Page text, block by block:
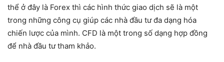
thể ở đây là Forex thì các hình thức giao dịch sẽ là một
trong những công cụ giúp các nhà đầu tư đa dạng hóa
chiến lược của mình. CFD là một trong số dạng hợp đồng
để nhà đầu tư tham khảo.